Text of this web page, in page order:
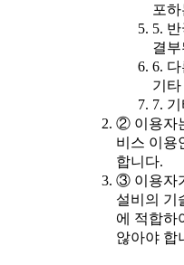
포하
5.
결
6.
기
7.
② 이용자
비스 이용
합니다.
③ 이용자
설비의 기
에 적합하
않아야 합